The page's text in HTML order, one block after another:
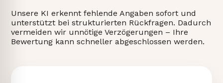
Unsere KI erkennt fehlende Angaben sofort und
unterstützt bei strukturierten Rückfragen. Dadurch
vermeiden wir unnötige Verzögerungen – Ihre
Bewertung kann schneller abgeschlossen werden.